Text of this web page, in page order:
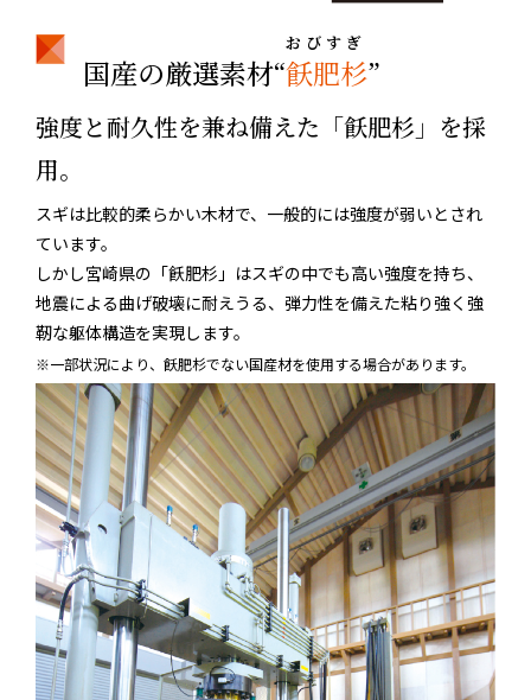
国産の厳選素材“飫肥杉
おびすぎ
”
強度と耐久性を兼ね備えた「飫肥杉」を採
用。
スギは比較的柔らかい木材で、一般的には強度が弱いとされ
ています。
しかし宮崎県の「飫肥杉」はスギの中でも高い強度を持ち、
地震による曲げ破壊に耐えうる、弾力性を備えた粘り強く強
靭な躯体構造を実現します。
※一部状況により、飫肥杉でない国産材を使用する場合があります。